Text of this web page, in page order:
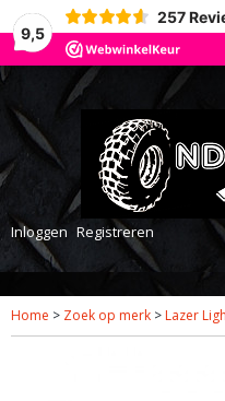
9,5
257
Inloggen Registreren
Home > Zoek op merk > Lazer